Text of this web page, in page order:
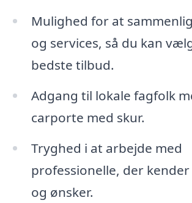
Mulighed for at
og services, så du kan
bedste tilbud.
Adgang til lokale fagfolk
carporte med skur.
Tryghed i at arbejde med
professionelle, der
og ønsker.